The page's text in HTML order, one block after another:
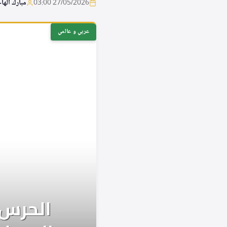
27/05/2026 03:00 مبارك
عربي و عالمي